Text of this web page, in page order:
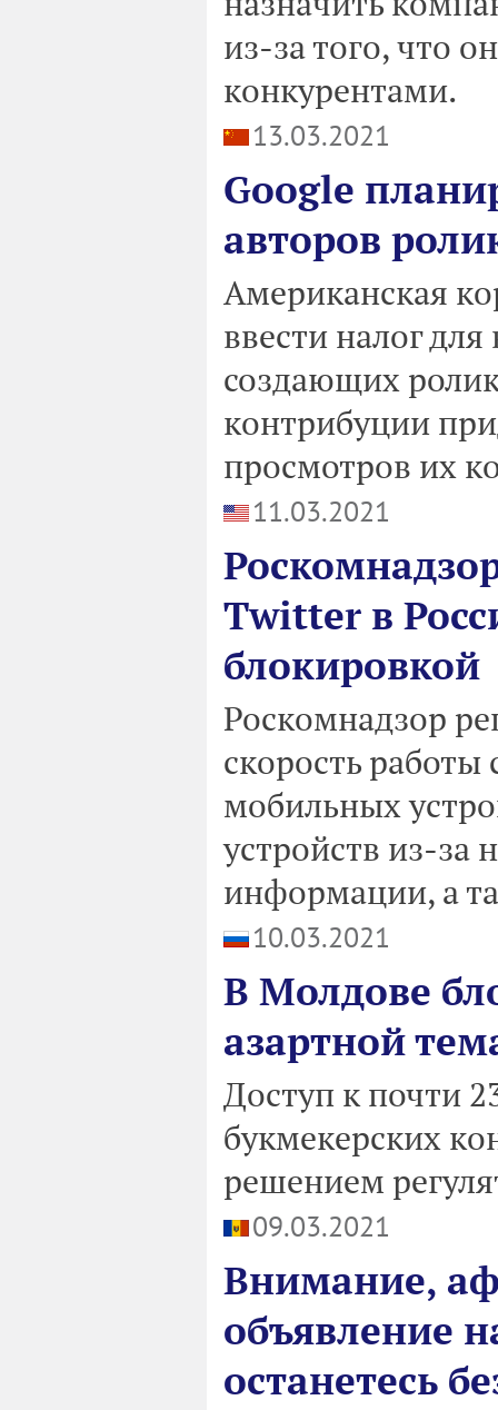
из-за того, что
конкурентами.
13.03.2021
Google
авторов
Американская
ввести налог
создающих
контрибуции
просмотров их
11.03.2021
Twitter в
блокировкой
Роскомнадзор
скорость работы
мобильных
устройств из-за
информации, а
10.03.2021
В Молдове
азартной
Доступ к почти
букмекерских
решением
09.03.2021
Внимание,
объявление
останетесь